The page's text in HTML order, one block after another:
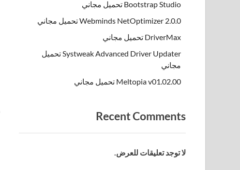
Bootstrap Studio تحميل مجاني
Webminds NetOptimizer 2.0.0 تحميل مجاني
DriverMax تحميل مجاني
Systweak Advanced Driver Updater تحميل
مجاني
Meltopia v01.02.00 تحميل مجاني
Recent Comments
لا توجد تعليقات للعرض.